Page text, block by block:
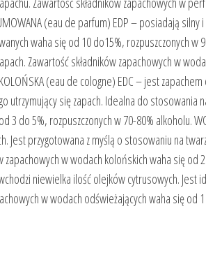
(eau de parfum) EDP – posiadają silny
waha się od 10 do15%, rozpuszczonych w
Zawartość składników zapachowych w
(eau de cologne) EDC – jest
utrzymujący się zapach. Idealna do stosowania
3 do 5%, rozpuszczonych w 70-80% alkoholu.
Jest przygotowana z myślą o stosowaniu na
w wodach kolońskich waha się od 2
niewielka ilość olejków cytrusowych. Jest
w wodach odświeżających waha się od